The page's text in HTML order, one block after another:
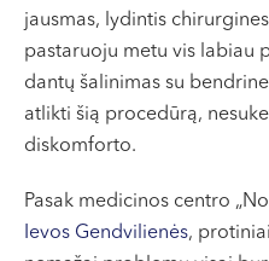
VII --
Kretinga
J. Basanavičiaus g. 80
Darbo laikas:
VI, VII --
jausmas, lydintis
pastaruoju metu vis labiau
dantų šalinimas su
atlikti šią procedūrą,
diskomforto.
Pasak medicinos centro
Ievos Gendvilienės,